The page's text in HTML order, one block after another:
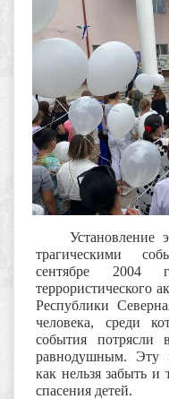
Установление
трагическими
сентябре 2004
террористического
Республики
человека, среди
события потрясли
равнодушным. Эту
как нельзя забыть и
спасения детей.